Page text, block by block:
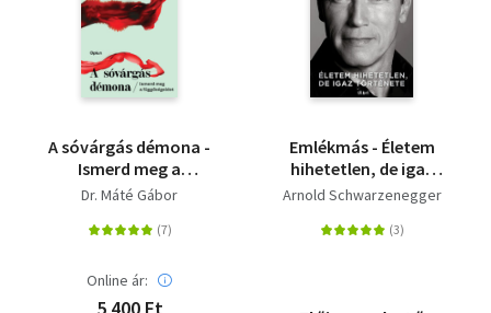
A sóvárgás démona -
Ismerd meg a
függőségeidet
Dr. Máté Gábor
Online ár:
5 400 Ft
Emlékmás - Életem
hihetetlen, de igaz
története
Arnold Schwarzenegger